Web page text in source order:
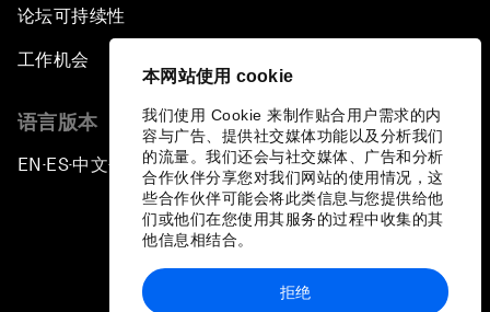
本网站使用 cookie
我们使用 Cookie 来制作贴合用户需求的内
容与广告、提供社交媒体功能以及分析我们
的流量。我们还会与社交媒体、广告和分析
合作伙伴分享您对我们网站的使用情况，这
些合作伙伴可能会将此类信息与您提供给他
们或他们在您使用其服务的过程中收集的其
他信息相结合。
拒绝
论坛可持续性
工作机会
语言版本
EN ▪ES▪中文▪ 日本語